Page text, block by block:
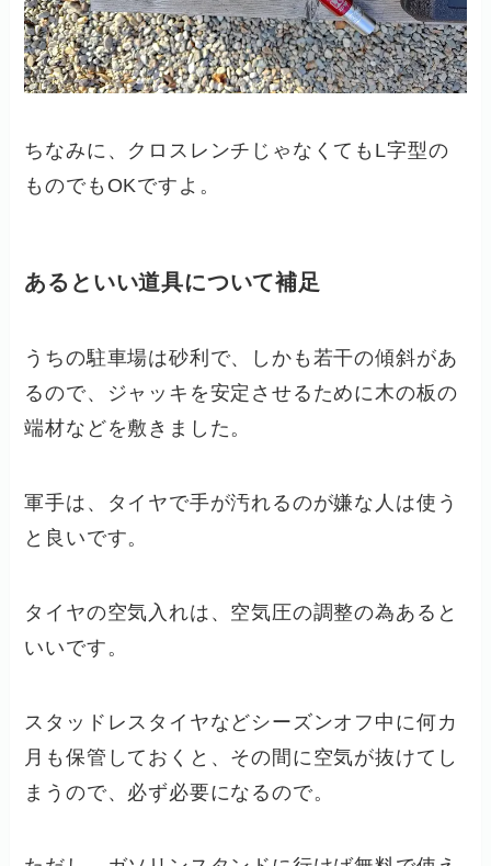
ちなみに、クロスレンチじゃなくてもL字型の
ものでもOKですよ。
あるといい道具について補足
うちの駐車場は砂利で、しかも若干の傾斜があ
るので、ジャッキを安定させるために木の板の
端材などを敷きました。
軍手は、タイヤで手が汚れるのが嫌な人は使う
と良いです。
タイヤの空気入れは、空気圧の調整の為あると
いいです。
スタッドレスタイヤなどシーズンオフ中に何カ
月も保管しておくと、その間に空気が抜けてし
まうので、必ず必要になるので。